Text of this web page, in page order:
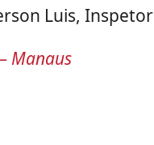
Luis, Inspetor
Manaus